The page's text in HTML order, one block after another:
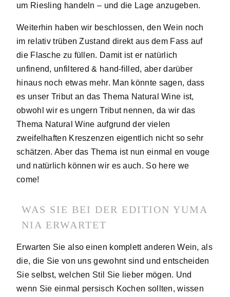
um Riesling handeln – und die Lage anzugeben.
Weiterhin haben wir beschlossen, den Wein noch
im relativ trüben Zustand direkt aus dem Fass auf
die Flasche zu füllen. Damit ist er natürlich
unfinend, unfiltered & hand-filled, aber darüber
hinaus noch etwas mehr. Man könnte sagen, dass
es unser Tribut an das Thema Natural Wine ist,
obwohl wir es ungern Tribut nennen, da wir das
Thema Natural Wine aufgrund der vielen
zweifelhaften Kreszenzen eigentlich nicht so sehr
schätzen. Aber das Thema ist nun einmal en vouge
und natürlich können wir es auch. So here we
come!
WAS SIE BEI DER EDITION YUMA
NIA ERWARTET
Erwarten Sie also einen komplett anderen Wein, als
die, die Sie von uns gewohnt sind und entscheiden
Sie selbst, welchen Stil Sie lieber mögen. Und
wenn Sie einmal persisch Kochen sollten, wissen